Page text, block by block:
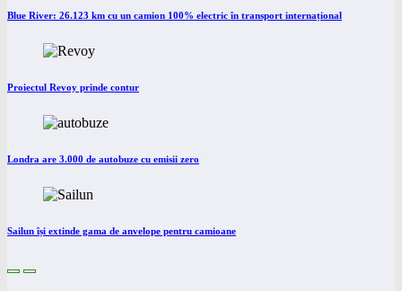
Blue River: 26.123 km cu un camion 100% electric în transport internațional
Proiectul Revoy prinde contur
Londra are 3.000 de autobuze cu emisii zero
Sailun își extinde gama de anvelope pentru camioane